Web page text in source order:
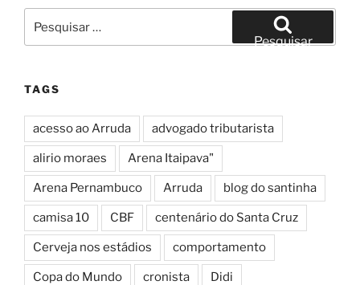
por:
Pesquisar
TAGS
acesso ao Arruda advogado tributarista
alirio moraes Arena Itaipava"
Arena Pernambuco Arruda blog do santinha
camisa 10 CBF centenário do Santa Cruz
Cerveja nos estádios comportamento
Copa do Mundo cronista Didi